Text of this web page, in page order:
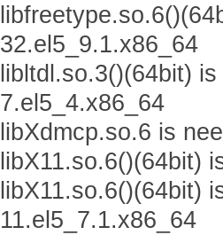
32.el5_9.1.x86_64
libltdl.so.3()(64bit)
7.el5_4.x86_64
libXdmcp.so.6 is
libX11.so.6()(64bit)
libX11.so.6()(64bit)
11.el5_7.1.x86_64